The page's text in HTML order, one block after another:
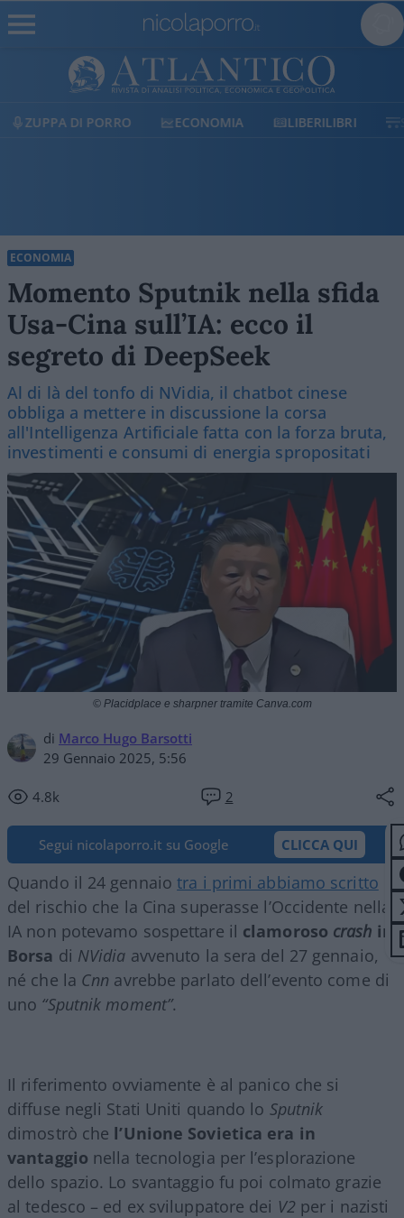
ECONOMIA LIBERILIBRI SHOP SOSTIENICI
ECONOMIA
Momento Sputnik nella sfida
Usa-Cina sull’IA: ecco il
segreto di DeepSeek
Al di là del tonfo di NVidia, il chatbot cinese
obbliga a mettere in discussione la corsa
all'Intelligenza Artificiale fatta con la forza bruta,
investimenti e consumi di energia spropositati
di Marco Hugo Barsotti
29 Gennaio 2025, 5:56
4.8k 2
© Placidplace e sharpner tramite Canva.com
Segui nicolaporro.it su Google CLICCA QUI
Quando il 24 gennaiotra i primi abbiamo scritto
del rischio che la Cina superasse l’Occidente nella
IA non potevamo sospettare il clamoroso crash in
Borsa di NVidia avvenuto la sera del 27 gennaio,
né che la Cnn avrebbe parlato dell’evento come di
uno “Sputnik moment”.
Il riferimento ovviamente è al panico che si
diffuse negli Stati Uniti quando lo Sputnik
dimostrò che l’Unione Sovietica era in
vantaggio nella tecnologia per l’esplorazione
dello spazio. Lo svantaggio fu poi colmato grazie
al tedesco – ed ex sviluppatore dei V2 per i nazisti